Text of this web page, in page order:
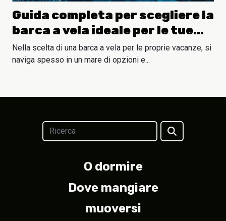
Guida completa per scegliere la
barca a vela ideale per le tue
vacanze
Nella scelta di una barca a vela per le proprie vacanze, si
naviga spesso in un mare di opzioni e...
O dormire
Dove mangiare
muoversi